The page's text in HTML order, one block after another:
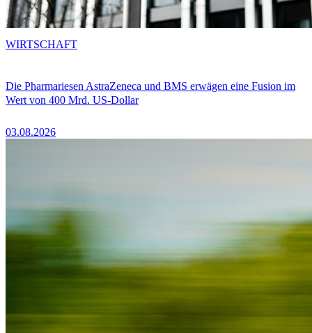
Die Pharmariesen AstraZeneca und BMS erwägen eine Fusion im
Wert von 400 Mrd. US-Dollar
03.08.2026
WIRTSCHAFT